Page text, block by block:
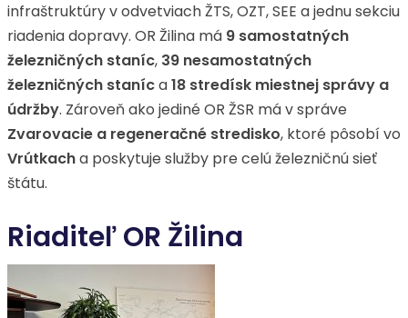
infraštruktúry v odvetviach ŽTS, OZT, SEE a jednu sekciu
riadenia dopravy. OR Žilina má 9 samostatných
železničných staníc, 39 nesamostatných
železničných staníca18 stredísk miestnej správy a
údržby. Zároveň ako jediné OR ŽSR má v správe
Zvarovacie a regeneračné stredisko, ktoré pôsobí vo
Vrútkacha poskytuje služby pre celú železničnú sieť
štátu.
Riaditeľ OR Žilina